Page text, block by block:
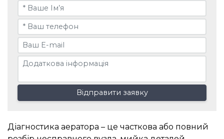
Діагностика аератора – це часткова або повний
Відправити заявку